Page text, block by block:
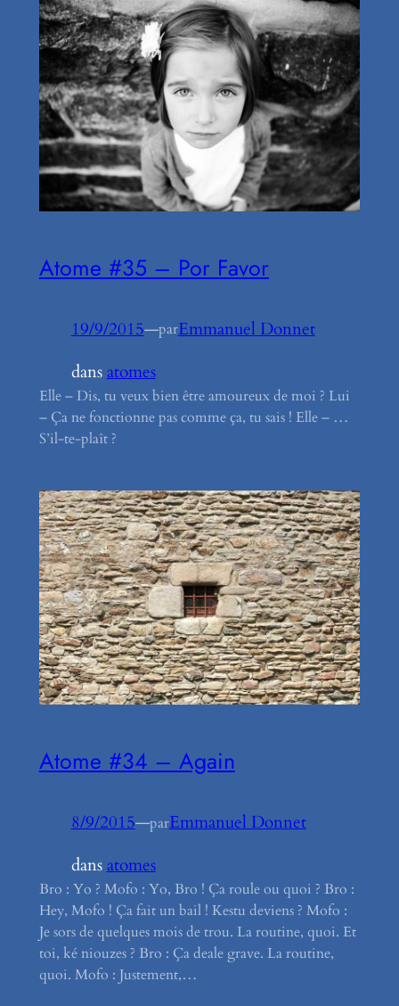
Atome #35 – Por Favor
19/9/2015—parEmmanuel Donnet
dansatomes
Elle – Dis, tu veux bien être amoureux de moi ? Lui
– Ça ne fonctionne pas comme ça, tu sais ! Elle – …
S’il-te-plaît ?
Atome #34 – Again
8/9/2015—parEmmanuel Donnet
dansatomes
Bro : Yo ? Mofo : Yo, Bro ! Ça roule ou quoi ? Bro :
Hey, Mofo ! Ça fait un bail ! Kestu deviens ? Mofo :
Je sors de quelques mois de trou. La routine, quoi. Et
toi, ké niouzes ? Bro : Ça deale grave. La routine,
quoi. Mofo : Justement,…